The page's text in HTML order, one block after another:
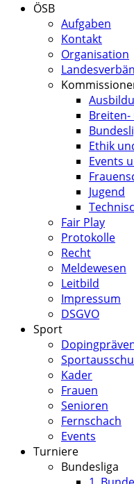
ÖSB
Aufgaben
Kontakt
Organisation
Breiten-
Ethik
Events
Jugend
Fair Play
Protokolle
Recht
Meldewesen
Leitbild
Impressum
DSGVO
Sport
Kader
Frauen
Senioren
Fernschach
Events
Turniere
Bundesliga